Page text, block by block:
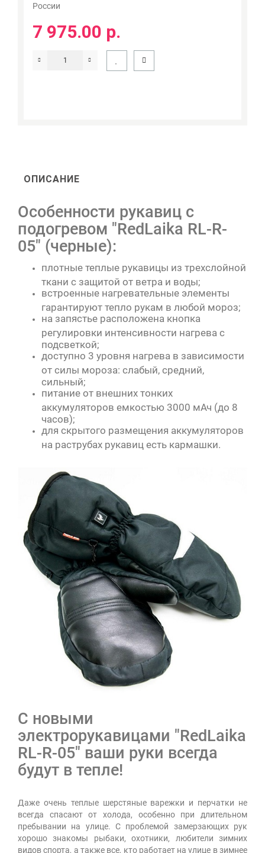
России
7 975.00 р.
ОПИСАНИЕ
Особенности рукавиц с
подогревом "RedLaika RL-R-
05" (черные):
плотные теплые рукавицы из трехслойной
ткани с защитой от ветра и воды;
встроенные нагревательные элементы
гарантируют тепло рукам в любой мороз;
на запястье расположена кнопка
регулировки интенсивности нагрева с
подсветкой;
доступно 3 уровня нагрева в зависимости
от силы мороза: слабый, средний,
сильный;
питание от внешних тонких
аккумуляторов емкостью 3000 мАч (до 8
часов);
для скрытого размещения аккумуляторов
на раструбах рукавиц есть кармашки.
С новыми
электрорукавицами "RedLaika
RL-R-05" ваши руки всегда
будут в тепле!
Даже очень теплые шерстяные варежки и перчатки не
всегда спасают от холода, особенно при длительном
пребывании на улице. С проблемой замерзающих рук
хорошо знакомы рыбаки, охотники, любители зимних
видов спорта, а также все, кто работает на улице в зимнее